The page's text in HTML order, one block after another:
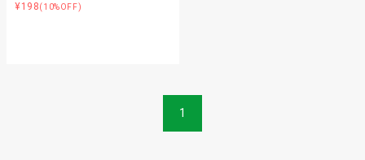
¥198(10%OFF)
1